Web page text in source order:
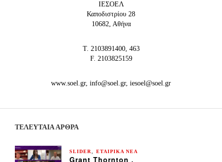
IEΣΟΕΛ
Καποδιστρίου 28
10682, Αθήνα
Τ. 2103891400, 463
F. 2103825159
www.soel.gr, info@soel.gr, iesoel@soel.gr
ΤΕΛΕΥΤΑΙΑ ΆΡΘΡΑ
SLIDER ΕΤΑΙΡΙΚΑ ΝΕΑ
Grant Thornton ,